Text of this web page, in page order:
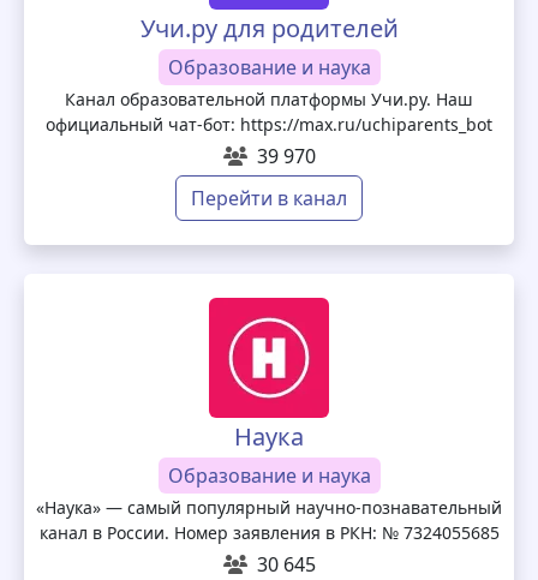
Учи.ру для родителей
Образование и наука
Канал образовательной платформы Учи.ру. Наш
официальный чат-бот: https://max.ru/uchiparents_bot
39 970
Перейти в канал
Наука
Образование и наука
«Наука» — самый популярный научно-познавательный
канал в России. Номер заявления в РКН: № 7324055685
30 645